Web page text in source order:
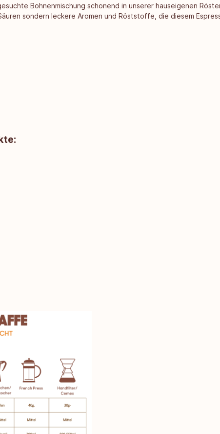
Bohnenmischung schonend in unserer hauseigenen
sondern leckere Aromen und Röststoffe, die diesem